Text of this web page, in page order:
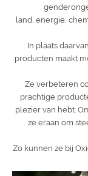
land, energie,
In plaats
producten maakt
Ze verbeteren
prachtige
plezier van hebt.
ze eraan om
Zo kunnen ze bij